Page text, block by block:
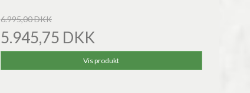
6.995,00 DKK
5.945,75 DKK
Vis produkt